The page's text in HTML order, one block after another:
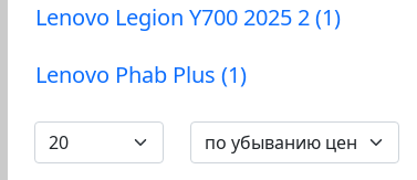
Lenovo Legion Y700 2025 2 (1)
Lenovo Phab Plus (1)